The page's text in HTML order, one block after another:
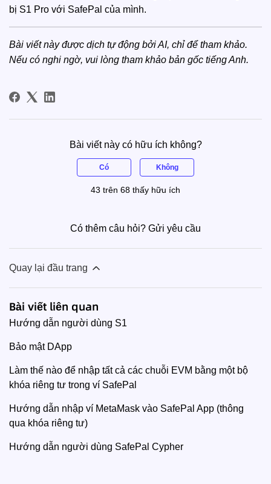
bị S1 Pro với SafePal của mình.
Bài viết này được dịch tự động bởi AI, chỉ để tham khảo.
Nếu có nghi ngờ, vui lòng tham khảo bản gốc tiếng Anh.
Bài viết này có hữu ích không?
Có Không
43 trên 68 thấy hữu ích
Có thêm câu hỏi? Gửi yêu cầu
Quay lại đầu trang
Bài viết liên quan
Hướng dẫn người dùng S1
Bảo mật DApp
Làm thế nào để nhập tất cả các chuỗi EVM bằng một bộ
khóa riêng tư trong ví SafePal
Hướng dẫn nhập ví MetaMask vào SafePal App (thông
qua khóa riêng tư)
Hướng dẫn người dùng SafePal Cypher